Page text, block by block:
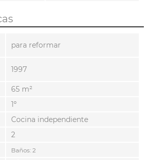
para reformar
1997
65 m²
1º
Cocina independiente
2
Baños: 2